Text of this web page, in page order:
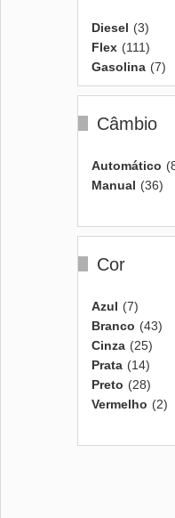
Diesel (3)
Flex (111)
Gasolina (7)
Câmbio
Automático
Manual (36)
Cor
Azul (7)
Branco (43)
Cinza (25)
Prata (14)
Preto (28)
Vermelho (2)